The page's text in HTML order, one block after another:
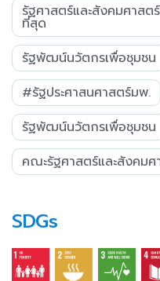
รัฐศาสตร์และสังคมศาสต
ที่สุด
รัฐพัฒน์นวัตกรเพื่อชุมชน
#รัฐประศาสนศาสตร์มพ.
รัฐพัฒน์นวัตกรเพื่อชุมชน
คณะรัฐศาสตร์และสังคมศ
SDGs